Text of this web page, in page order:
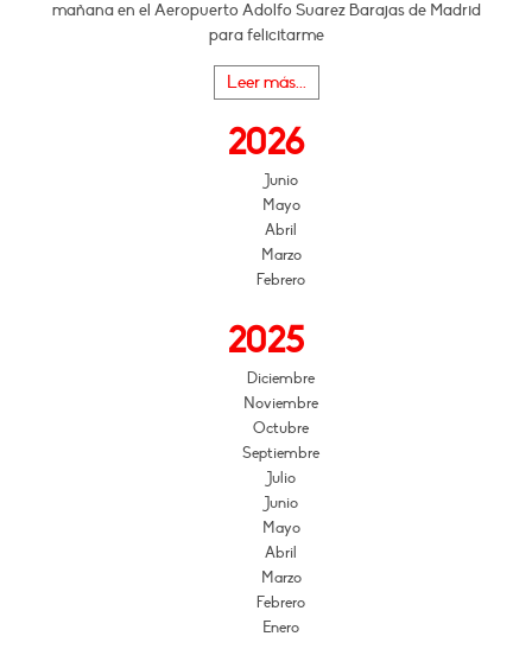
mañana en el Aeropuerto Adolfo Suarez Barajas de Madrid
para felicitarme
Leer más...
2026
Junio
Mayo
Abril
Marzo
Febrero
2025
Diciembre
Noviembre
Octubre
Septiembre
Julio
Junio
Mayo
Abril
Marzo
Febrero
Enero